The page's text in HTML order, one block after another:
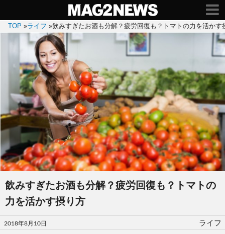
TOP »ライフ »飲みすぎたお酒も分解？疲労回復も？トマトの力を活かす
飲みすぎたお酒も分解？疲労回復も？トマトの
力を活かす摂り方
投
稿
2018年8月10日 ライフ